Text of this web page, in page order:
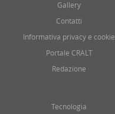
Gallery
Contatti
Informativa privacy e cookie
Portale CRALT
Redazione
Tecnologia